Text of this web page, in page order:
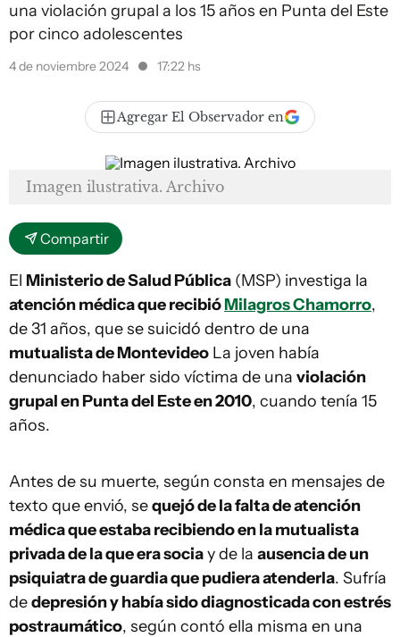
una violación grupal a los 15 años en Punta del Este
por cinco adolescentes
4 de noviembre 2024 17:22 hs
Agregar El Observador en
Imagen ilustrativa. Archivo
Compartir
El Ministerio de Salud Pública (MSP) investiga la
atención médica que recibióMilagros Chamorro,
de 31 años, que se suicidó dentro de una
mutualista de Montevideo La joven había
denunciado haber sido víctima de una violación
grupal en Punta del Este en 2010, cuando tenía 15
años.
Antes de su muerte, según consta en mensajes de
texto que envió, sequejó de la falta de atención
médica que estaba recibiendo en la mutualista
privada de la que era sociay de la ausencia de un
psiquiatra de guardia que pudiera atenderla. Sufría
dedepresión y había sido diagnosticada con estrés
postraumático, según contó ella misma en una